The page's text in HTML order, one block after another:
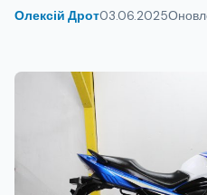
Олексій Дрот03.06.2025